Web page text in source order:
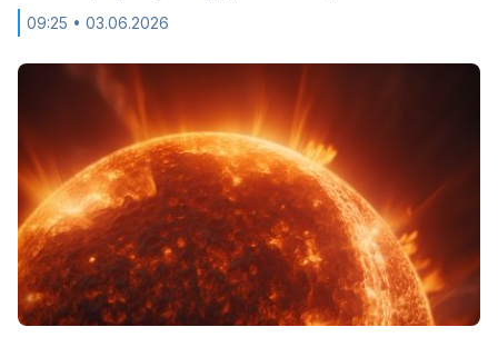
09:25 • 03.06.2026